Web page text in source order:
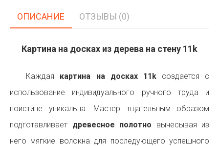
ОПИСАНИЕ ОТЗЫВЫ (0)
Картина на досках из дерева на стену 11k
Каждая картина на досках 11kсоздается с
использование индивидуального ручного труда и
поистине уникальна. Мастер тщательным образом
подготавливает древесное полотно вычесывая из
него мягкие волокна для последующего успешного